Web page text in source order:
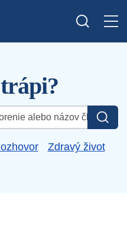
Zdravý život